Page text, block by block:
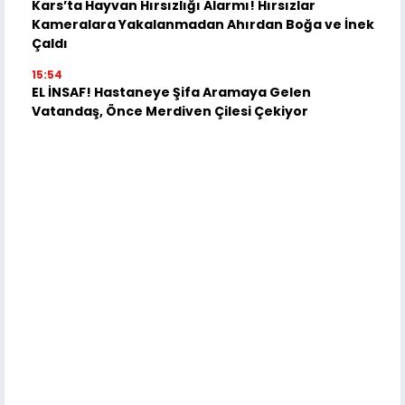
Kars’ta Hayvan Hırsızlığı Alarmı! Hırsızlar
Kameralara Yakalanmadan Ahırdan Boğa ve İnek
Çaldı
15:54
EL İNSAF! Hastaneye Şifa Aramaya Gelen
Vatandaş, Önce Merdiven Çilesi Çekiyor